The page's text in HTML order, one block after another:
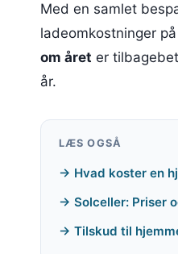
Med en samlet
ladeomkostninger
om året er
år.
LÆS OGSÅ
→ Hvad koster en
→ Solceller: Priser
→ Tilskud til